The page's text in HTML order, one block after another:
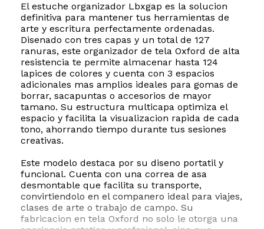
El estuche organizador Lbxgap es la solucion
definitiva para mantener tus herramientas de
arte y escritura perfectamente ordenadas.
Disenado con tres capas y un total de 127
ranuras, este organizador de tela Oxford de alta
resistencia te permite almacenar hasta 124
lapices de colores y cuenta con 3 espacios
adicionales mas amplios ideales para gomas de
borrar, sacapuntas o accesorios de mayor
tamano. Su estructura multicapa optimiza el
espacio y facilita la visualizacion rapida de cada
tono, ahorrando tiempo durante tus sesiones
creativas.
Este modelo destaca por su diseno portatil y
funcional. Cuenta con una correa de asa
desmontable que facilita su transporte,
convirtiendolo en el companero ideal para viajes,
clases de arte o trabajo de campo. Su
fabricacion en tela Oxford no solo le otorga una